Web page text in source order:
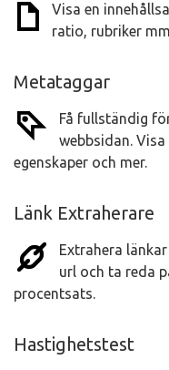
Visa en
ratio, rubriker
Metataggar
Få fullständig
webbsidan.
egenskaper och mer.
Länk Extraherare
Extrahera
url och ta reda
procentsats.
Hastighetstest